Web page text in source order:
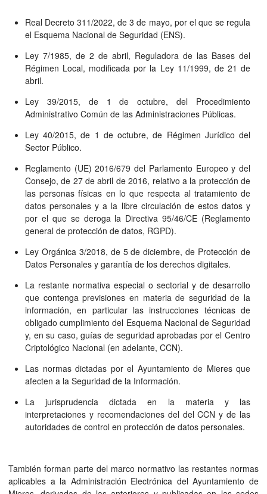
Real Decreto 311/2022, de 3 de mayo, por el que se regula
el Esquema Nacional de Seguridad (ENS).
Ley 7/1985, de 2 de abril, Reguladora de las Bases del
Régimen Local, modificada por la Ley 11/1999, de 21 de
abril.
Ley 39/2015, de 1 de octubre, del Procedimiento
Administrativo Común de las Administraciones Públicas.
Ley 40/2015, de 1 de octubre, de Régimen Jurídico del
Sector Público.
Reglamento (UE) 2016/679 del Parlamento Europeo y del
Consejo, de 27 de abril de 2016, relativo a la protección de
las personas físicas en lo que respecta al tratamiento de
datos personales y a la libre circulación de estos datos y
por el que se deroga la Directiva 95/46/CE (Reglamento
general de protección de datos, RGPD).
Ley Orgánica 3/2018, de 5 de diciembre, de Protección de
Datos Personales y garantía de los derechos digitales.
La restante normativa especial o sectorial y de desarrollo
que contenga previsiones en materia de seguridad de la
información, en particular las instrucciones técnicas de
obligado cumplimiento del Esquema Nacional de Seguridad
y, en su caso, guías de seguridad aprobadas por el Centro
Criptológico Nacional (en adelante, CCN).
Las normas dictadas por el Ayuntamiento de Mieres que
afecten a la Seguridad de la Información.
La jurisprudencia dictada en la materia y las
interpretaciones y recomendaciones del del CCN y de las
autoridades de control en protección de datos personales.
También forman parte del marco normativo las restantes normas
aplicables a la Administración Electrónica del Ayuntamiento de